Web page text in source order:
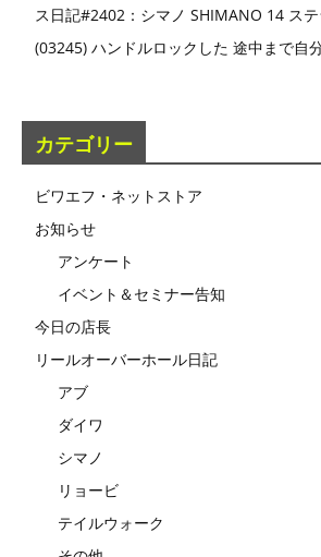
ス日記#2402：シマノ SHIMANO 14 ス
(03245) ハンドルロックした 途中まで自
カテゴリー
ビワエフ・ネットストア
お知らせ
アンケート
イベント＆セミナー告知
今日の店長
リールオーバーホール日記
アブ
ダイワ
シマノ
リョービ
テイルウォーク